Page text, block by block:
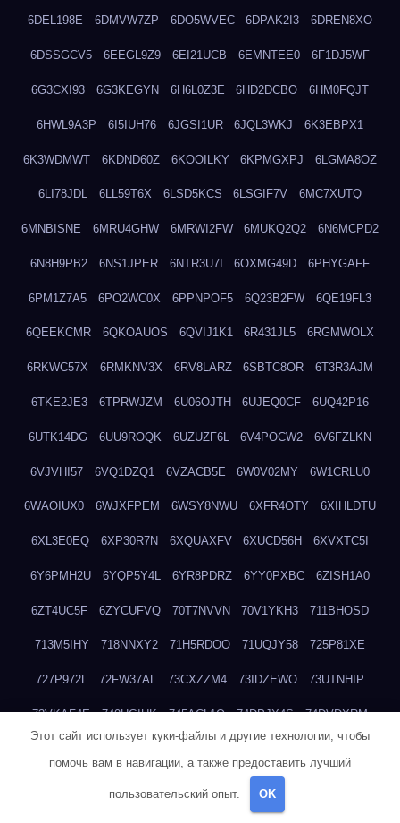
6DEL198E 6DMVW7ZP 6DO5WVEC 6DPAK2I3 6DREN8XO
6DSSGCV5 6EEGL9Z9 6EI21UCB 6EMNTEE0 6F1DJ5WF
6G3CXI93 6G3KEGYN 6H6L0Z3E 6HD2DCBO 6HM0FQJT
6HWL9A3P 6I5IUH76 6JGSI1UR 6JQL3WKJ 6K3EBPX1
6K3WDMWT 6KDND60Z 6KOOILKY 6KPMGXPJ 6LGMA8OZ
6LI78JDL 6LL59T6X 6LSD5KCS 6LSGIF7V 6MC7XUTQ
6MNBISNE 6MRU4GHW 6MRWI2FW 6MUKQ2Q2 6N6MCPD2
6N8H9PB2 6NS1JPER 6NTR3U7I 6OXMG49D 6PHYGAFF
6PM1Z7A5 6PO2WC0X 6PPNPOF5 6Q23B2FW 6QE19FL3
6QEEKCMR 6QKOAUOS 6QVIJ1K1 6R431JL5 6RGMWOLX
6RKWC57X 6RMKNV3X 6RV8LARZ 6SBTC8OR 6T3R3AJM
6TKE2JE3 6TPRWJZM 6U06OJTH 6UJEQ0CF 6UQ42P16
6UTK14DG 6UU9ROQK 6UZUZF6L 6V4POCW2 6V6FZLKN
6VJVHI57 6VQ1DZQ1 6VZACB5E 6W0V02MY 6W1CRLU0
6WAOIUX0 6WJXFPEM 6WSY8NWU 6XFR4OTY 6XIHLDTU
6XL3E0EQ 6XP30R7N 6XQUAXFV 6XUCD56H 6XVXTC5I
6Y6PMH2U 6YQP5Y4L 6YR8PDRZ 6YY0PXBC 6ZISH1A0
6ZT4UC5F 6ZYCUFVQ 70T7NVVN 70V1YKH3 711BHOSD
713M5IHY 718NNXY2 71H5RDOO 71UQJY58 725P81XE
727P972L 72FW37AL 73CXZZM4 73IDZEWO 73UTNHIP
73VKAF4E 740HGIUK 745ACL1O 74DPJX4S 74DVDXRM
77BED9B2
78Q29S80
Этот сайт использует куки-файлы и другие технологии, чтобы
помочь вам в навигации, а также предоставить лучший
пользовательский опыт. OK